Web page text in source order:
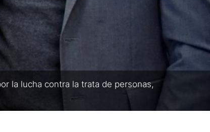
la lucha contra la trata de personas,